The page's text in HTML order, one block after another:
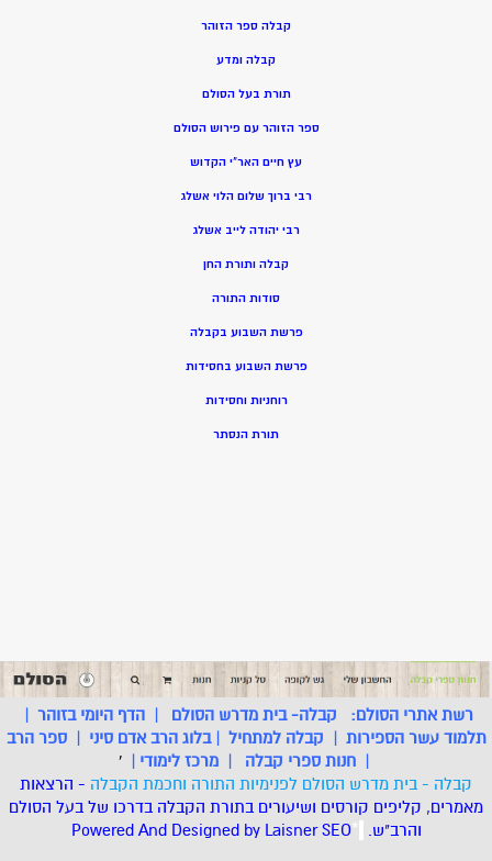
קבלה ספר הזוהר
קבלה ומדע
תורת בעל הסולם
ספר הזוהר עם פירוש הסולם
עץ חיים האר”י הקדוש
רבי ברוך שלום הלוי אשלג
רבי יהודה לייב אשלג
קבלה ותורת החן
סודות התורה
פרשת השבוע בקבלה
פרשת השבוע בחסידות
רוחניות וחסידות
תורת הנסתר
רשת אתרי הסולם: קבלה- בית מדרש הסולם |הדף היומי בזוהר |
תלמוד עשר הספירות | קבלה למתחיל |בלוג הרב אדם סיני |ספר הרב
| חנות ספרי קבלה | מרכז לימודי |
'
קבלה - בית מדרש הסולם לפנימיות התורה וחכמת הקבלה - הרצאות
מאמרים, קליפים קורסים ושיעורים בתורת הקבלה בדרכו של בעל הסולם
והרב"ש. *
Powered And Designed by LaisnerSEO